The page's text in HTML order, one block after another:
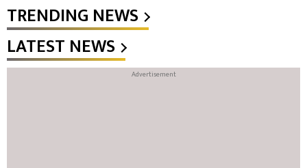
TRENDING NEWS
LATEST NEWS